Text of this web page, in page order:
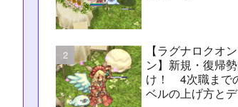
【ラグナロクオ
ン】新規・復帰
け！ 4次職まで
ベルの上げ方と